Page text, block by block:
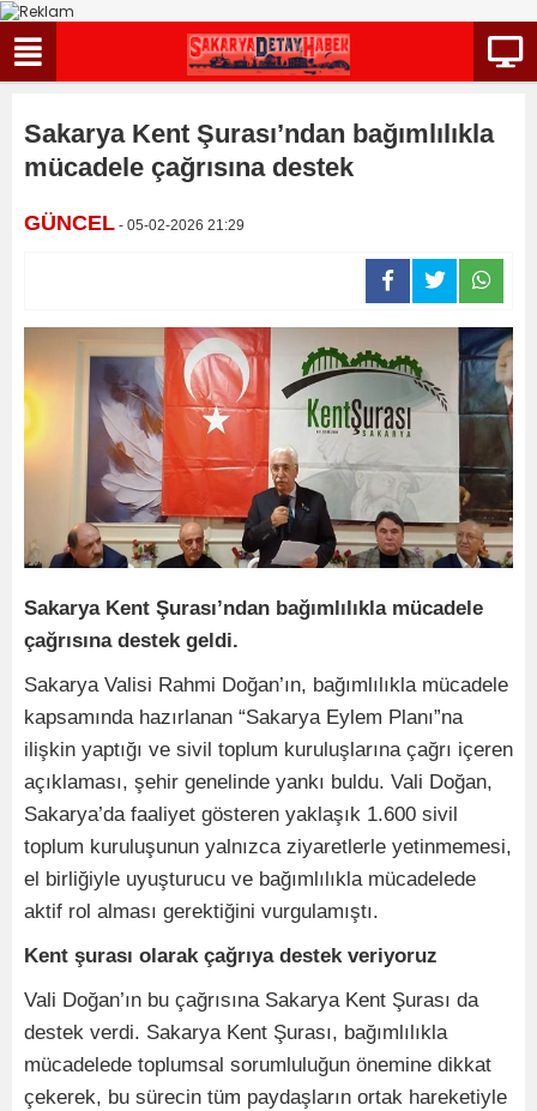
Sakarya Kent Şurası’ndan bağımlılıkla
mücadele çağrısına destek
GÜNCEL - 05-02-2026 21:29
Sakarya Kent Şurası’ndan bağımlılıkla mücadele
çağrısına destek geldi.
Sakarya Valisi Rahmi Doğan’ın, bağımlılıkla mücadele
kapsamında hazırlanan “Sakarya Eylem Planı”na
ilişkin yaptığı ve sivil toplum kuruluşlarına çağrı içeren
açıklaması, şehir genelinde yankı buldu. Vali Doğan,
Sakarya’da faaliyet gösteren yaklaşık 1.600 sivil
toplum kuruluşunun yalnızca ziyaretlerle yetinmemesi,
el birliğiyle uyuşturucu ve bağımlılıkla mücadelede
aktif rol alması gerektiğini vurgulamıştı.
Kent şurası olarak çağrıya destek veriyoruz
Vali Doğan’ın bu çağrısına Sakarya Kent Şurası da
destek verdi. Sakarya Kent Şurası, bağımlılıkla
mücadelede toplumsal sorumluluğun önemine dikkat
çekerek, bu sürecin tüm paydaşların ortak hareketiyle